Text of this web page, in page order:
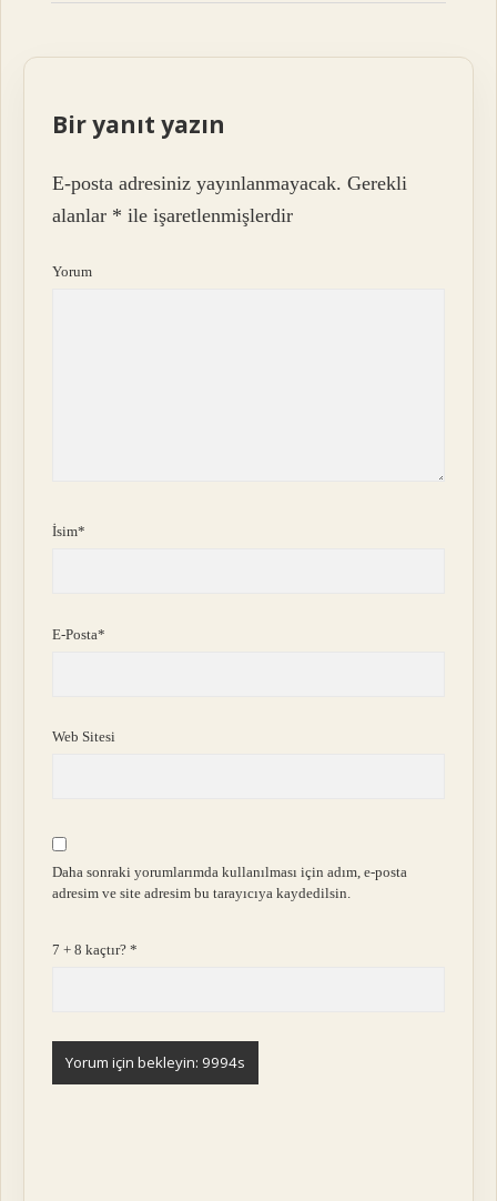
Bir yanıt yazın
E-posta adresiniz yayınlanmayacak. Gerekli
alanlar * ile işaretlenmişlerdir
Yorum
İsim*
E-Posta*
Web Sitesi
Daha sonraki yorumlarımda kullanılması için adım, e-posta
adresim ve site adresim bu tarayıcıya kaydedilsin.
7 + 8 kaçtır?*